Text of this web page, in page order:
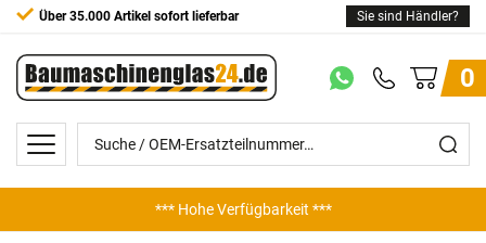
Über 35.000 Artikel sofort lieferbar Sie sind Händler?
0
*** Hohe Verfügbarkeit ***